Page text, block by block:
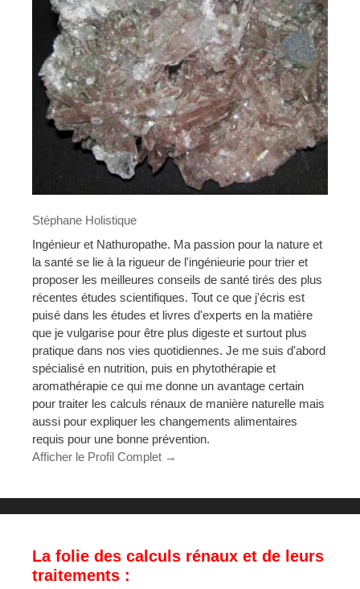
Stéphane Holistique
Ingénieur et Nathuropathe. Ma passion pour la nature et
la santé se lie à la rigueur de l'ingénieurie pour trier et
proposer les meilleures conseils de santé tirés des plus
récentes études scientifiques. Tout ce que j'écris est
puisé dans les études et livres d'experts en la matière
que je vulgarise pour être plus digeste et surtout plus
pratique dans nos vies quotidiennes. Je me suis d'abord
spécialisé en nutrition, puis en phytothérapie et
aromathérapie ce qui me donne un avantage certain
pour traiter les calculs rénaux de manière naturelle mais
aussi pour expliquer les changements alimentaires
requis pour une bonne prévention.
Afficher le Profil Complet →
La folie des calculs rénaux et de leurs
traitements :